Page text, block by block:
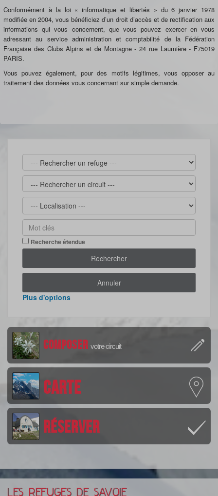
Conformément à la loi « informatique et libertés » du 6 janvier 1978
modifiée en 2004, vous bénéficiez d’un droit d’accès et de rectification aux
informations qui vous concernent, que vous pouvez exercer en vous
adressant au service administration et comptabilité de la Fédération
Française des Clubs Alpins et de Montagne - 24 rue Laumière - F75019
PARIS.
Vous pouvez également, pour des motifs légitimes, vous opposer au
traitement des données vous concernant sur simple demande.
Recherche étendue
Rechercher
Annuler
Plus d'options
Composer votre circuit
Carte
Réserver
LES REFUGES DE SAVOIE